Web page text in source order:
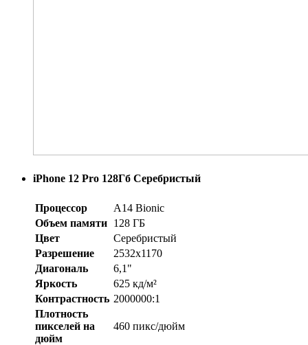
iPhone 12 Pro 128Гб Серебристый
Процессор
A14 Bionic
Объем памяти 128 ГБ
Цвет
Серебристый
Разрешение
2532x1170
Диагональ
6,1"
Яркость
625 кд/м²
Контрастность 2000000:1
Плотность
пикселей на
дюйм
460 пикс/дюйм